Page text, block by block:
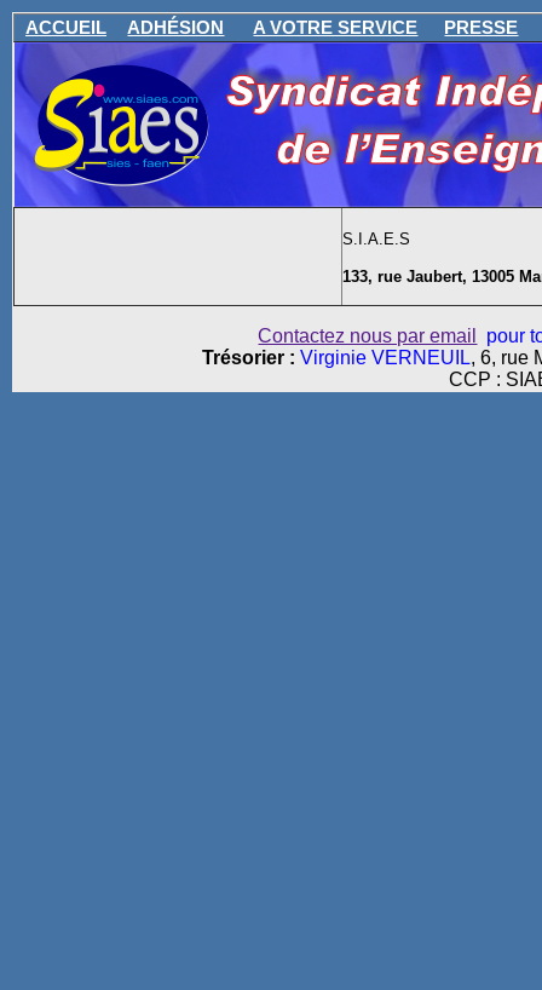
ACCUEIL ADHÉSION A VOTRE SERVICE PRESSE
S.I.A.E.S
133, rue Jaubert, 13005
Contactez nous par email
pour
Trésorier :Virginie VERNEUIL,6, rue
CCP :